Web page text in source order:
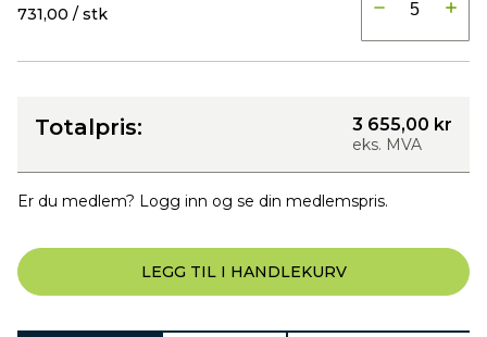
731,00 / stk
Totalpris: 3 655,00 kr
eks. MVA
Er du medlem? Logg inn og se din medlemspris.
LEGG TIL I HANDLEKURV